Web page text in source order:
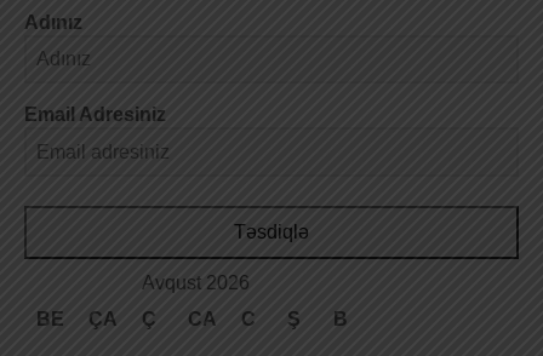
Adınız
Email Adresiniz
Təsdiqlə
Avqust 2026
BE
ÇA Ç CA C Ş B